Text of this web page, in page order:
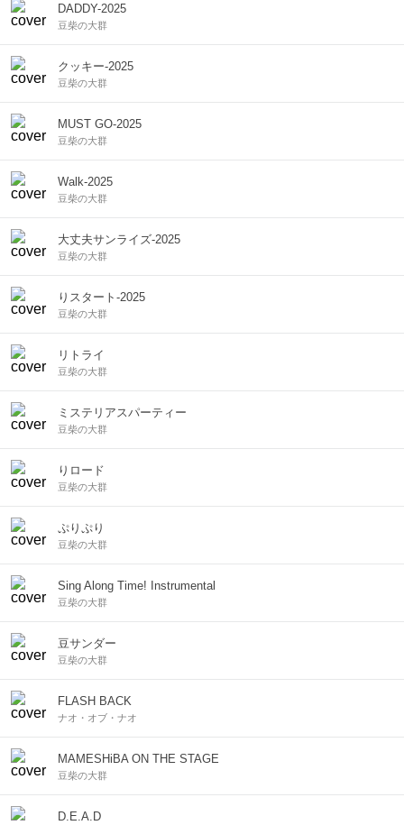
DADDY-2025
豆柴の大群
クッキー-2025
豆柴の大群
MUST GO-2025
豆柴の大群
Walk-2025
豆柴の大群
大丈夫サンライズ-2025
豆柴の大群
りスタート-2025
豆柴の大群
リトライ
豆柴の大群
ミステリアスパーティー
豆柴の大群
りロード
豆柴の大群
ぷりぷり
豆柴の大群
Sing Along Time! Instrumental
豆柴の大群
豆サンダー
豆柴の大群
FLASH BACK
ナオ・オブ・ナオ
MAMESHiBA ON THE STAGE
豆柴の大群
D.E.A.D